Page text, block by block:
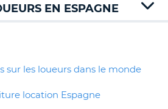
EN ESPAGNE
sur les loueurs dans le monde
location Espagne